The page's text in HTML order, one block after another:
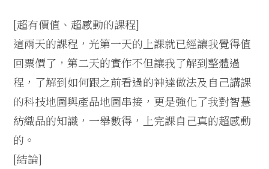
[超有價值、超感動的課程]
這兩天的課程，光第一天的上課就已經讓我覺得值
回票價了，第二天的實作不但讓我了解到整體過
程，了解到如何跟之前看過的神達做法及自己講課
的科技地圖與產品地圖串接，更是強化了我對智慧
紡織品的知識，一舉數得，上完課自己真的超感動
的。
[結論]